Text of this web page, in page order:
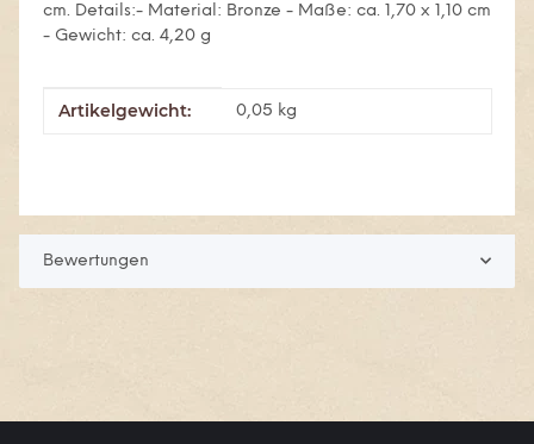
cm. Details:- Material: Bronze - Maße: ca. 1,70 x 1,10 cm
- Gewicht: ca. 4,20 g
Produkteigenschaft
Wert
Artikelgewicht: 0,05 kg
Bewertungen